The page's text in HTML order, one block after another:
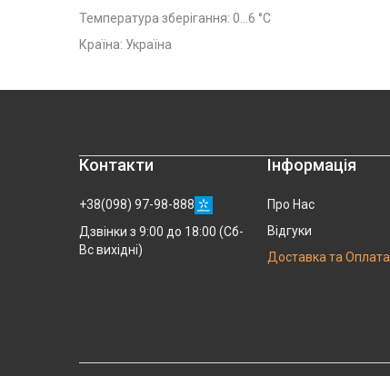
Температура зберігання: 0...6 °C
Країна: Україна
Контакти
+38(098) 97-98-888
Дзвінки з 9:00 до 18:00 (Сб-
Вс вихідні)
Інформація
Про Нас
Відгуки
Доставка та Оплата